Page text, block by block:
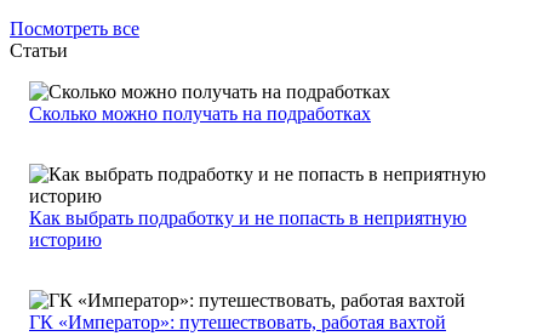
Посмотреть все
Статьи
Сколько можно получать на подработках
Как выбрать подработку и не попасть в неприятную
историю
ГК «Император»: путешествовать, работая вахтой